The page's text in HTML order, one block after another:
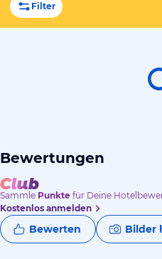
Filter
Bewertungen
Sammle Punkte für Deine
Kostenlos anmelden
Bewerten Bilder